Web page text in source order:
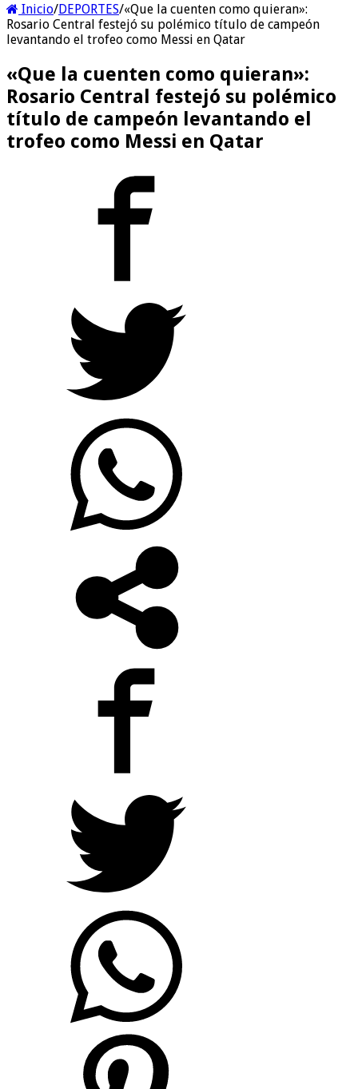
Inicio/DEPORTES/«Que la cuenten como quieran»:
Rosario Central festejó su polémico título de campeón
levantando el trofeo como Messi en Qatar
«Que la cuenten como quieran»:
Rosario Central festejó su polémico
título de campeón levantando el
trofeo como Messi en Qatar